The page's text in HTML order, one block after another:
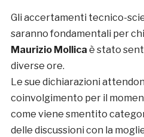
Gli accertamenti tecnico-
saranno fondamentali per
Maurizio Mollica è stato
diverse ore.
Le sue dichiarazioni
coinvolgimento per il
come viene smentito
delle discussioni con la